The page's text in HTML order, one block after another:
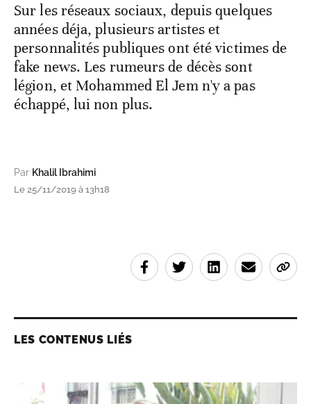
Sur les réseaux sociaux, depuis quelques
années déja, plusieurs artistes et
personnalités publiques ont été victimes de
fake news. Les rumeurs de décès sont
légion, et Mohammed El Jem n'y a pas
échappé, lui non plus.
Par Khalil Ibrahimi
Le 25/11/2019 à 13h18
LES CONTENUS LIÉS